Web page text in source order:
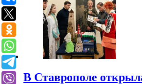
В Ставрополе